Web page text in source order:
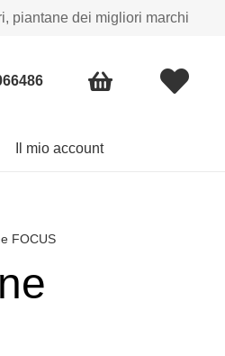
piantane dei migliori marchi
Il mio account
FOCUS